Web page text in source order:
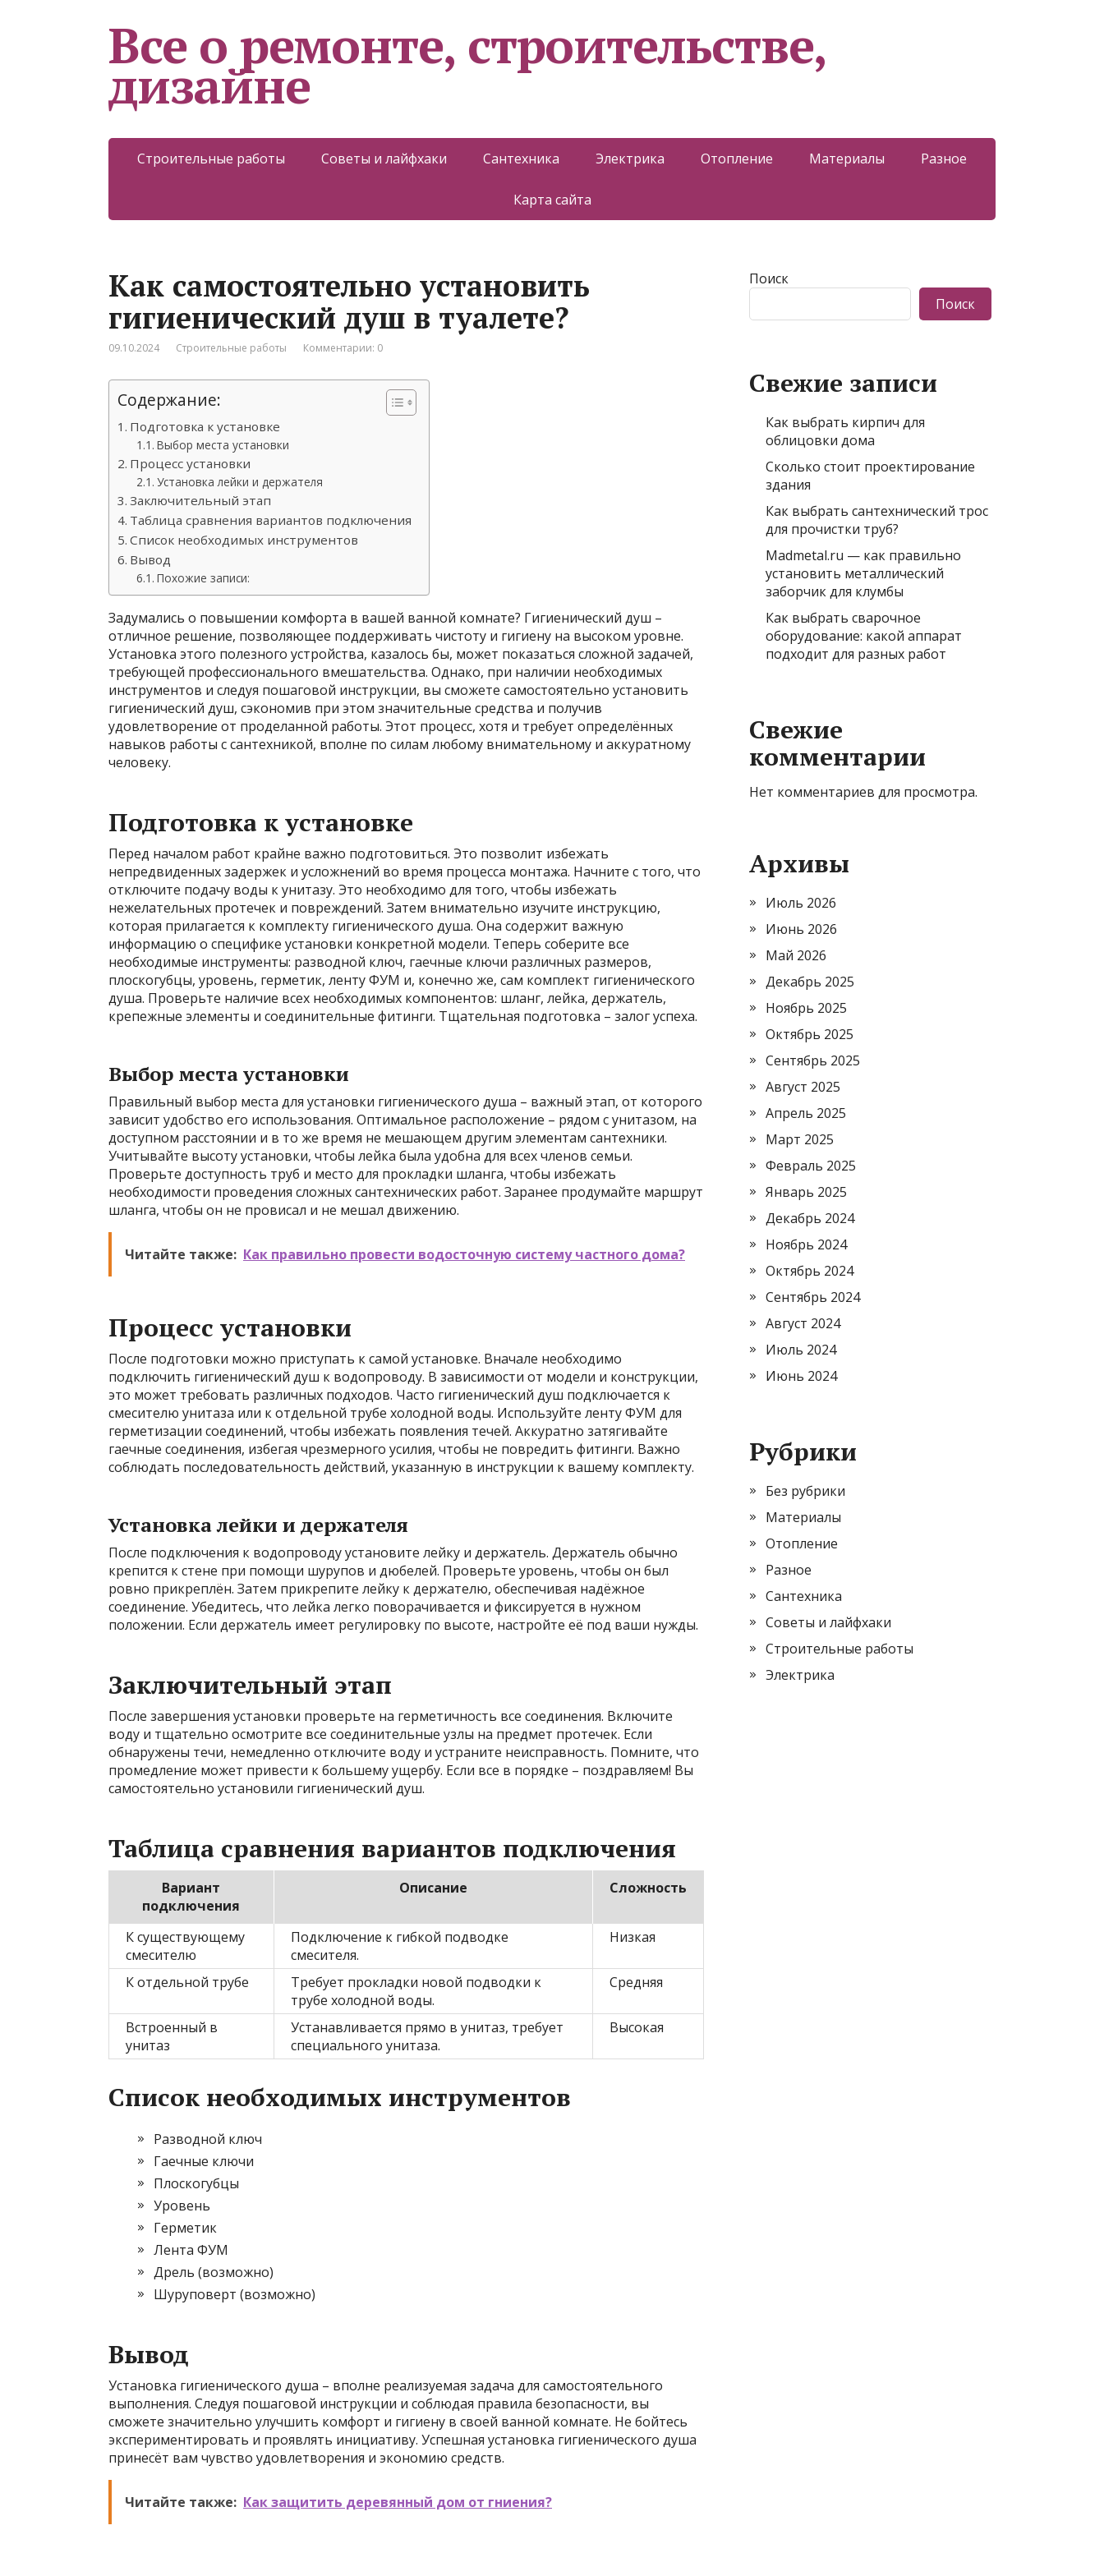
Все о ремонте, строительстве,
дизайне
Строительные работы Советы и лайфхаки Сантехника Электрика Отопление Материалы Разное
Карта сайта
Как самостоятельно установить
гигиенический душ в туалете?
09.10.2024 Строительные работы Комментарии: 0
Содержание:
Подготовка к установке
Выбор места установки
Процесс установки
Установка лейки и держателя
Заключительный этап
Таблица сравнения вариантов подключения
Список необходимых инструментов
Вывод
Похожие записи:
Задумались о повышении комфорта в вашей ванной комнате? Гигиенический душ –
отличное решение, позволяющее поддерживать чистоту и гигиену на высоком уровне.
Установка этого полезного устройства, казалось бы, может показаться сложной задачей,
требующей профессионального вмешательства. Однако, при наличии необходимых
инструментов и следуя пошаговой инструкции, вы сможете самостоятельно установить
гигиенический душ, сэкономив при этом значительные средства и получив
удовлетворение от проделанной работы. Этот процесс, хотя и требует определённых
навыков работы с сантехникой, вполне по силам любому внимательному и аккуратному
человеку.
Подготовка к установке
Перед началом работ крайне важно подготовиться. Это позволит избежать
непредвиденных задержек и усложнений во время процесса монтажа. Начните с того, что
отключите подачу воды к унитазу. Это необходимо для того, чтобы избежать
нежелательных протечек и повреждений. Затем внимательно изучите инструкцию,
которая прилагается к комплекту гигиенического душа. Она содержит важную
информацию о специфике установки конкретной модели. Теперь соберите все
необходимые инструменты: разводной ключ, гаечные ключи различных размеров,
плоскогубцы, уровень, герметик, ленту ФУМ и, конечно же, сам комплект гигиенического
душа. Проверьте наличие всех необходимых компонентов: шланг, лейка, держатель,
крепежные элементы и соединительные фитинги. Тщательная подготовка – залог успеха.
Выбор места установки
Правильный выбор места для установки гигиенического душа – важный этап, от которого
зависит удобство его использования. Оптимальное расположение – рядом с унитазом, на
доступном расстоянии и в то же время не мешающем другим элементам сантехники.
Учитывайте высоту установки, чтобы лейка была удобна для всех членов семьи.
Проверьте доступность труб и место для прокладки шланга, чтобы избежать
необходимости проведения сложных сантехнических работ. Заранее продумайте маршрут
шланга, чтобы он не провисал и не мешал движению.
Читайте также: Как правильно провести водосточную систему частного дома?
Процесс установки
После подготовки можно приступать к самой установке. Вначале необходимо
подключить гигиенический душ к водопроводу. В зависимости от модели и конструкции,
это может требовать различных подходов. Часто гигиенический душ подключается к
смесителю унитаза или к отдельной трубе холодной воды. Используйте ленту ФУМ для
герметизации соединений, чтобы избежать появления течей. Аккуратно затягивайте
гаечные соединения, избегая чрезмерного усилия, чтобы не повредить фитинги. Важно
соблюдать последовательность действий, указанную в инструкции к вашему комплекту.
Установка лейки и держателя
После подключения к водопроводу установите лейку и держатель. Держатель обычно
крепится к стене при помощи шурупов и дюбелей. Проверьте уровень, чтобы он был
ровно прикреплён. Затем прикрепите лейку к держателю, обеспечивая надёжное
соединение. Убедитесь, что лейка легко поворачивается и фиксируется в нужном
положении. Если держатель имеет регулировку по высоте, настройте её под ваши нужды.
Заключительный этап
После завершения установки проверьте на герметичность все соединения. Включите
воду и тщательно осмотрите все соединительные узлы на предмет протечек. Если
обнаружены течи, немедленно отключите воду и устраните неисправность. Помните, что
промедление может привести к большему ущербу. Если все в порядке – поздравляем! Вы
самостоятельно установили гигиенический душ.
Таблица сравнения вариантов подключения
Вариант
подключения
Описание Сложность
К существующему
смесителю
Подключение к гибкой подводке
смесителя.
Низкая
К отдельной трубе
Требует прокладки новой подводки к
трубе холодной воды.
Средняя
Встроенный в
унитаз
Устанавливается прямо в унитаз, требует
специального унитаза.
Высокая
Список необходимых инструментов
Разводной ключ
Гаечные ключи
Плоскогубцы
Уровень
Герметик
Лента ФУМ
Дрель (возможно)
Шуруповерт (возможно)
Вывод
Установка гигиенического душа – вполне реализуемая задача для самостоятельного
выполнения. Следуя пошаговой инструкции и соблюдая правила безопасности, вы
сможете значительно улучшить комфорт и гигиену в своей ванной комнате. Не бойтесь
экспериментировать и проявлять инициативу. Успешная установка гигиенического душа
принесёт вам чувство удовлетворения и экономию средств.
Читайте также: Как защитить деревянный дом от гниения?
Поиск
Поиск
Свежие записи
Как выбрать кирпич для
облицовки дома
Сколько стоит проектирование
здания
Как выбрать сантехнический трос
для прочистки труб?
Madmetal.ru — как правильно
установить металлический
заборчик для клумбы
Как выбрать сварочное
оборудование: какой аппарат
подходит для разных работ
Свежие
комментарии
Нет комментариев для просмотра.
Архивы
Июль 2026
Июнь 2026
Май 2026
Декабрь 2025
Ноябрь 2025
Октябрь 2025
Сентябрь 2025
Август 2025
Апрель 2025
Март 2025
Февраль 2025
Январь 2025
Декабрь 2024
Ноябрь 2024
Октябрь 2024
Сентябрь 2024
Август 2024
Июль 2024
Июнь 2024
Рубрики
Без рубрики
Материалы
Отопление
Разное
Сантехника
Советы и лайфхаки
Строительные работы
Электрика